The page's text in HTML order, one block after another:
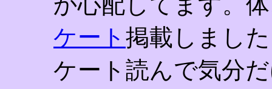
ケート 掲載しまし
ケート読んで気分